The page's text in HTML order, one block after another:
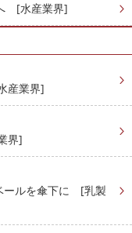
[水産業界]
産業界]
界]
ールを傘下に [乳製